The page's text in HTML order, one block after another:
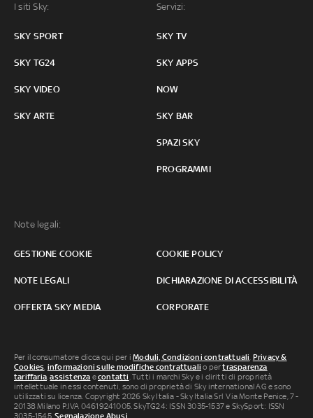
I siti Sky:
SKY SPORT
SKY TG24
SKY VIDEO
SKY ARTE
Servizi:
SKY TV
SKY APPS
NOW
SKY BAR
SPAZI SKY
PROGRAMMI
Note legali:
GESTIONE COOKIE COOKIE POLICY
NOTE LEGALI DICHIARAZIONE DI ACCESSIBILITÀ
OFFERTA SKY MEDIA CORPORATE
Per il consumatore clicca qui per iModuli, Condizioni contrattuali, Privacy &
Cookies, informazioni sulle modifiche contrattuali o pertrasparenza
tariffaria,assistenza econtatti. Tutti i marchi Sky e i diritti di proprietà
intellettuale in essi contenuti, sono di proprietà di Sky international AG e sono
utilizzati su licenza. Copyright 2026 Sky Italia - Sky Italia Srl Via Monte Penice, 7 -
20138 Milano P.IVA 04619241005. SkyTG24: ISSN 3035-1537 e SkySport: ISSN
3035-1545.Segnalazione Abusi